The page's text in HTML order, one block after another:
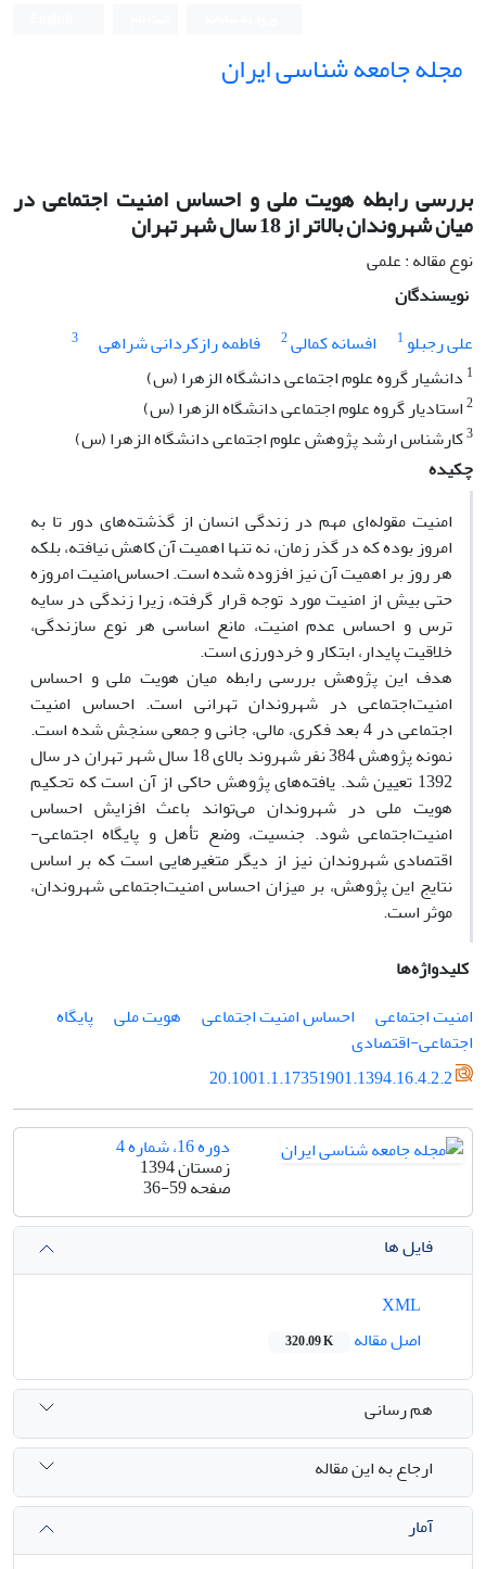
مجله جامعه شناسی ایران
بررسی رابطه هویت ملی و احساس امنیت اجتماعی در
میان شهروندان بالاتر از 18 سال شهر تهران
نوع مقاله : علمی
نویسندگان
علی رجبلو1 افسانه کمالی2 فاطمه رازکردانی شراهی
3
1 دانشیار گروه علوم اجتماعی دانشگاه الزهرا (س)
2استادیار گروه علوم اجتماعی دانشگاه الزهرا (س)
3کارشناس ارشد پژوهش علوم اجتماعی دانشگاه الزهرا (س)
چکیده
امنیت مقوله‌ای مهم در زندگی انسان از گذشته‌های دور تا به
امروز بوده که در گذر زمان، نه تنها اهمیت آن کاهش نیافته، بلکه
هر روز بر اهمیت آن نیز افزوده شده است. احساس‌امنیت امروزه
حتی بیش از امنیت مورد توجه قرار گرفته، زیرا زندگی در سایه
ترس و احساس عدم امنیت، مانع اساسی هر نوع سازندگی،
خلاقیت پایدار، ابتکار و خردورزی است.
هدف این پژوهش بررسی رابطه میان هویت ملی و احساس
امنیت‌اجتماعی در شهروندان تهرانی است. احساس امنیت
اجتماعی در 4 بعد فکری، مالی، جانی و جمعی سنجش شده است.
نمونه پژوهش 384 نفر شهروند بالای 18 سال شهر تهران در سال
1392 تعیین شد. یافته‌های پژوهش حاکی از آن است که تحکیم
هویت ‌ملی در شهروندان می‌تواند باعث افزایش احساس
امنیت‌اجتماعی شود. جنسیت، وضع تأهل و پایگاه اجتماعی-
اقتصادی شهروندان نیز از دیگر متغیرهایی است که بر اساس
نتایج این پژوهش، بر میزان احساس امنیت‌اجتماعی شهروندان،
موثر است.
کلیدواژه‌ها
امنیت اجتماعی
احساس امنیت اجتماعی هویت ملی
پایگاه
اجتماعی-اقتصادی
20.1001.1.17351901.1394.16.4.2.2
دوره 16، شماره 4
زمستان 1394
صفحه36-59
فایل ها
اصل مقاله
320.09 K
هم رسانی
ارجاع به این مقاله
آمار